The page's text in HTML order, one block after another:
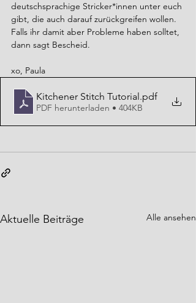
deutschsprachige Stricker*innen unter euch
gibt, die auch darauf zurückgreifen wollen.
Falls ihr damit aber Probleme haben solltet,
dann sagt Bescheid.
xo, Paula
Kitchener Stitch Tutorial.pdf
PDF herunterladen • 404KB
Aktuelle Beiträge Alle ansehen